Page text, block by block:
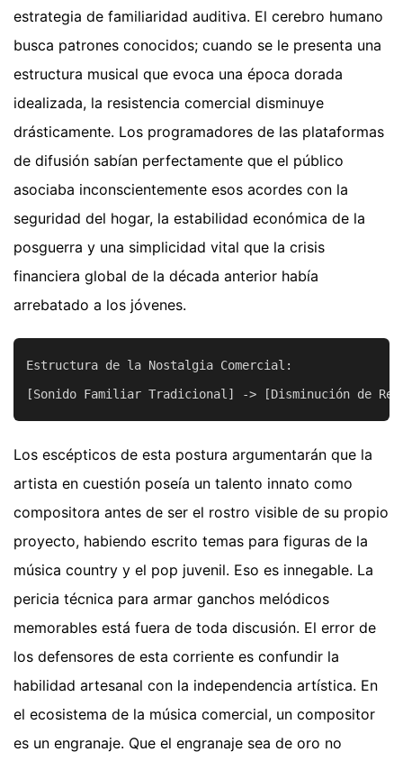
estrategia de familiaridad auditiva. El cerebro humano
busca patrones conocidos; cuando se le presenta una
estructura musical que evoca una época dorada
idealizada, la resistencia comercial disminuye
drásticamente. Los programadores de las plataformas
de difusión sabían perfectamente que el público
asociaba inconscientemente esos acordes con la
seguridad del hogar, la estabilidad económica de la
posguerra y una simplicidad vital que la crisis
financiera global de la década anterior había
arrebatado a los jóvenes.
Estructura de la Nostalgia Comercial:
Los escépticos de esta postura argumentarán que la
artista en cuestión poseía un talento innato como
compositora antes de ser el rostro visible de su propio
proyecto, habiendo escrito temas para figuras de la
música country y el pop juvenil. Eso es innegable. La
pericia técnica para armar ganchos melódicos
memorables está fuera de toda discusión. El error de
los defensores de esta corriente es confundir la
habilidad artesanal con la independencia artística. En
el ecosistema de la música comercial, un compositor
es un engranaje. Que el engranaje sea de oro no